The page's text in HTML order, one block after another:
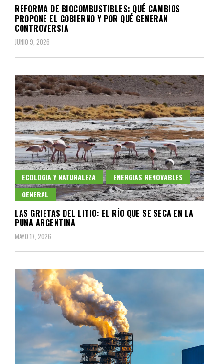
REFORMA DE BIOCOMBUSTIBLES: QUÉ CAMBIOS
PROPONE EL GOBIERNO Y POR QUÉ GENERAN
CONTROVERSIA
JUNIO 9, 2026
ECOLOGIA Y NATURALEZA
ENERGIAS RENOVABLES
GENERAL
LAS GRIETAS DEL LITIO: EL RÍO QUE SE SECA EN LA
PUNA ARGENTINA
MAYO 17, 2026